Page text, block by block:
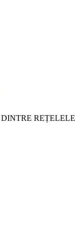
REȚELELE